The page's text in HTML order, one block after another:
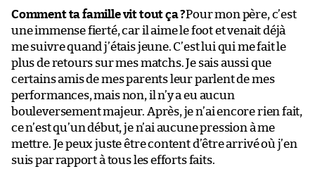
Comment ta famille vit tout ça ?Pour mon père, c’est
une immense fierté, car il aime le foot et venait déjà
me suivre quand j’étais jeune. C’est lui qui me fait le
plus de retours sur mes matchs. Je sais aussi que
certains amis de mes parents leur parlent de mes
performances, mais non, il n’y a eu aucun
bouleversement majeur. Après, je n’ai encore rien fait,
ce n’est qu’un début, je n’ai aucune pression à me
mettre. Je peux juste être content d’être arrivé où j’en
suis par rapport à tous les efforts faits.